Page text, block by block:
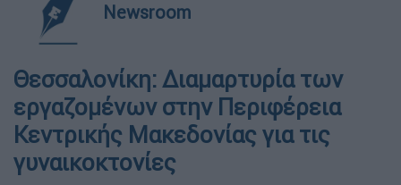
Newsroom
Θεσσαλονίκη: Διαμαρτυρία των
εργαζομένων στην Περιφέρεια
Κεντρικής Μακεδονίας για τις
γυναικοκτονίες